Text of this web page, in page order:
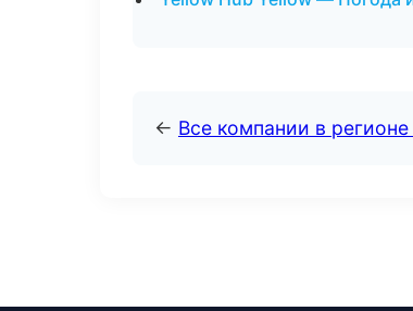
← Все компании в